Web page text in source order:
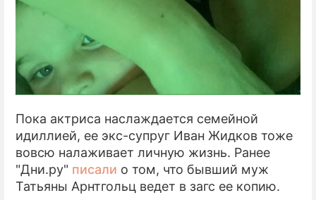
Пока актриса наслаждается семейной
идиллией, ее экс-супруг Иван Жидков тоже
вовсю налаживает личную жизнь. Ранее
"Дни.ру" писали о том, что бывший муж
Татьяны Арнтгольц ведет в загс ее копию.